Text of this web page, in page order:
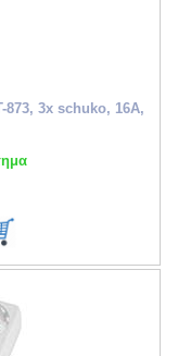
873, 3x schuko, 16A,